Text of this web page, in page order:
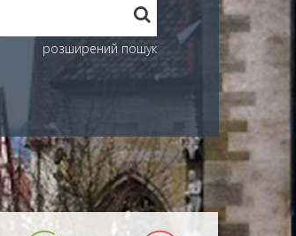
розширений пошук